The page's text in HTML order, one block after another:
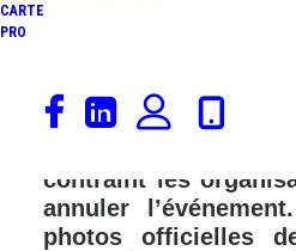
CARTE
PRO
Aston Martin
salon de Genève son
contraint les
annuler
photos officielles